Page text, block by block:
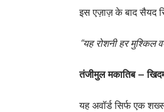
इस एज़ाज़ के बाद सैयद
“यह रोशनी हर मुश्किल
तंजीमुल मकातिब –
यह अवॉर्ड सिर्फ एक